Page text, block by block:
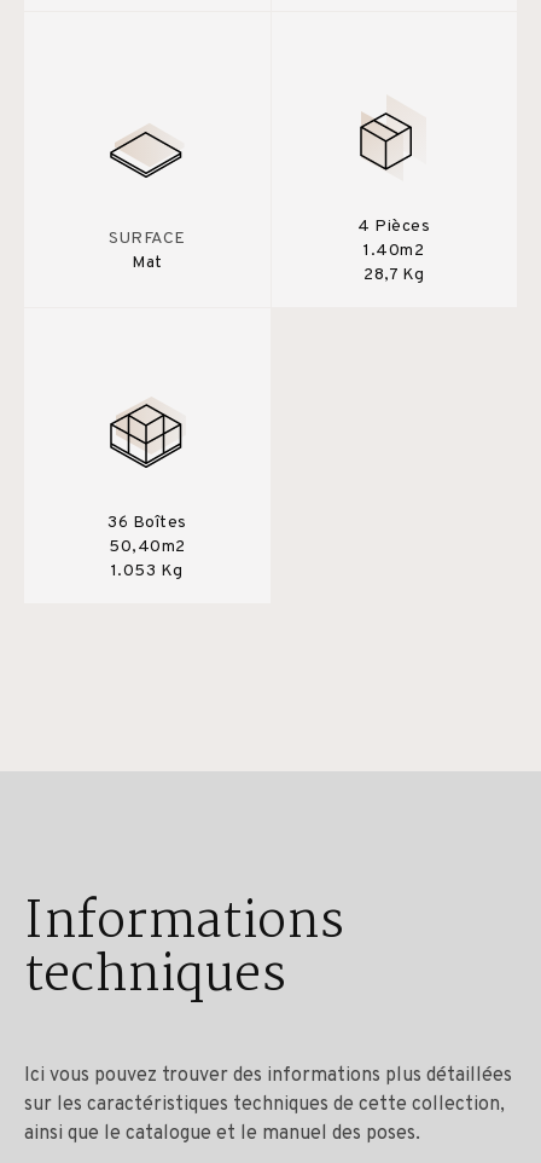
SURFACE
Mat
4 Pièces
1.40m2
28,7 Kg
36 Boîtes
50,40m2
1.053 Kg
Informations
techniques
Ici vous pouvez trouver des informations plus détaillées
sur les caractéristiques techniques de cette collection,
ainsi que le catalogue et le manuel des poses.